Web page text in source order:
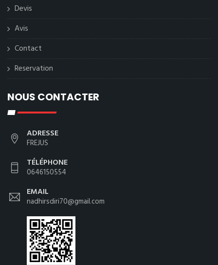
Devis
Avis
Contact
Reservation
NOUS CONTACTER
ADRESSE
FREJUS
TÉLÉPHONE
0646150554
EMAIL
nadhirsdiri70@gmail.com